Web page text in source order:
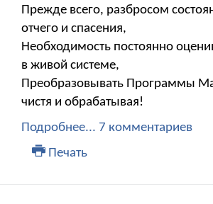
Прежде всего, разбросом
отчего и спасения,
Необходимость постоянно
в живой системе,
Преобразовывать Программы
чистя и обрабатывая!
Подробнее... 7 комментариев
Печать